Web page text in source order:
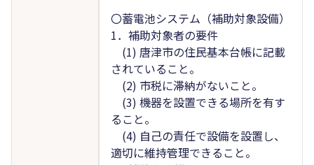
〇蓄電池システム（補助対象設備）
1．補助対象者の要件
(1) 唐津市の住民基本台帳に記載
されていること。
(2) 市税に滞納がないこと。
(3) 機器を設置できる場所を有す
ること。
(4) 自己の責任で設備を設置し、
適切に維持管理できること。